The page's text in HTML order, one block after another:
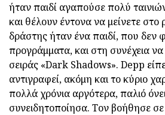
ήταν παιδί αγαπούσε πολύ
και θέλουν έντονα να μείνετε
δράστης ήταν ένα παιδί, που δεν
προγράμματα, και στη συνέχεια να
σειράς «Dark Shadows». Depp
αντιγραφεί, ακόμη και το κύριο
πολλά χρόνια αργότερα, παλιό
συνειδητοποίησα. Τον βοήθησε